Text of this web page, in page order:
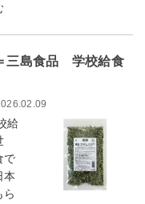
三島食品 学校給食
給
で
本
ら